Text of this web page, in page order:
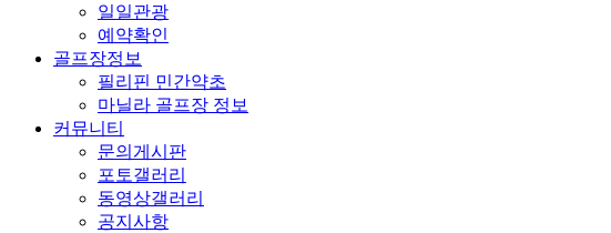
일일관광
예약확인
골프장정보
필리핀 민간약초
마닐라 골프장 정보
커뮤니티
문의게시판
포토갤러리
동영상갤러리
공지사항